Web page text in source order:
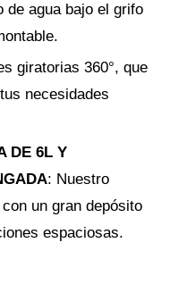
de agua bajo el grifo
giratorias 360°, que
necesidades
DE 6L Y
: Nuestro
un gran depósito
espaciosas.